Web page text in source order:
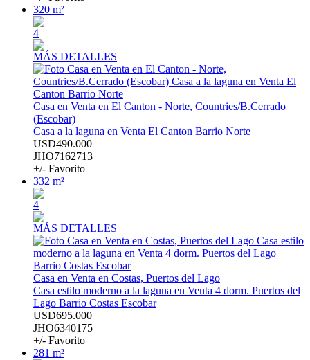
320 m²
4
MÁS DETALLES
Casa en Venta en El Canton - Norte, Countries/B.Cerrado
(Escobar)
Casa a la laguna en Venta El Canton Barrio Norte
USD490.000
JHO7162713
+/- Favorito
332 m²
4
MÁS DETALLES
Casa en Venta en Costas, Puertos del Lago
Casa estilo moderno a la laguna en Venta 4 dorm. Puertos del
Lago Barrio Costas Escobar
USD695.000
JHO6340175
+/- Favorito
281 m²